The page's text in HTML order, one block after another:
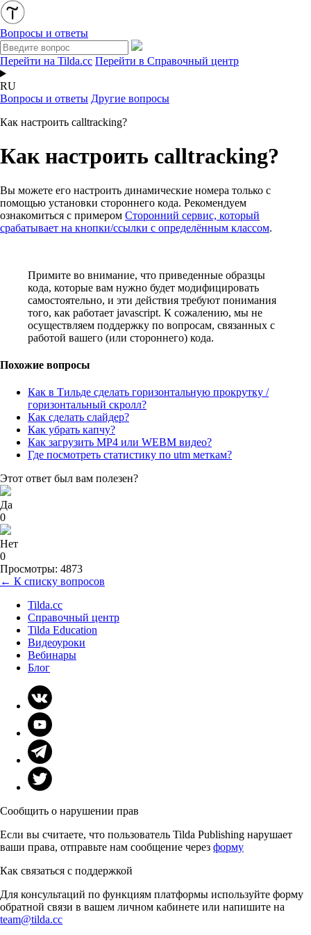
Вопросы и ответы
Перейти на Tilda.cc Перейти в Справочный центр
RU
Вопросы и ответы Другие вопросы
Как настроить calltracking?
Как настроить calltracking?
Вы можете его настроить динамические номера только с
помощью установки стороннего кода. Рекомендуем
ознакомиться с примером Сторонний сервис, который
срабатывает на кнопки/ссылки с определённым классом.
Примите во внимание, что приведенные образцы
кода, которые вам нужно будет модифицировать
самостоятельно, и эти действия требуют понимания
того, как работает javascript. К сожалению, мы не
осуществляем поддержку по вопросам, связанных с
работой вашего (или стороннего) кода.
Похожие вопросы
Как в Тильде сделать горизонтальную прокрутку /
горизонтальный скролл?
Как сделать слайдер?
Как убрать капчу?
Как загрузить MP4 или WEBM видео?
Где посмотреть статистику по utm меткам?
Этот ответ был вам полезен?
Да
0
Нет
0
Просмотры: 4873
← К списку вопросов
Tilda.cc
Справочный центр
Tilda Education
Видеоуроки
Вебинары
Блог
Сообщить о нарушении прав
Если вы считаете, что пользователь Tilda Publishing нарушает
ваши права, отправьте нам сообщение через форму
Как связаться с поддержкой
Для консультаций по функциям платформы используйте форму
обратной связи в вашем личном кабинете или напишите на
team@tilda.cc